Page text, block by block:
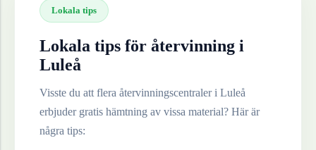
Lokala tips
Lokala tips för återvinning i
Luleå
Visste du att flera återvinningscentraler i Luleå
erbjuder gratis hämtning av vissa material? Här är
några tips: